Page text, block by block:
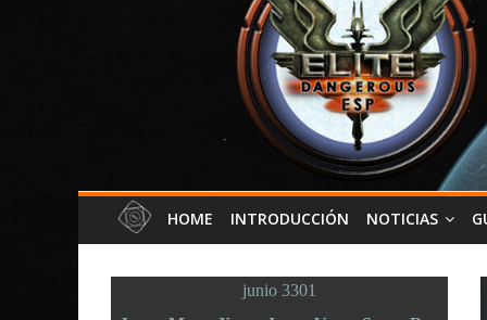
HOME INTRODUCCIÓN NOTICIAS
junio 3301